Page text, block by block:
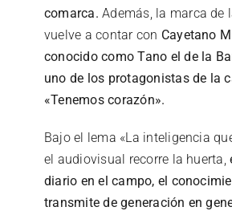
comarca. Además, la marca de
vuelve a contar con Cayetano
conocido como Tano el de la
uno de los protagonistas de la
«Tenemos corazón».
Bajo el lema «La inteligencia
el audiovisual recorre la huerta,
diario en el campo, el
transmite de generación en